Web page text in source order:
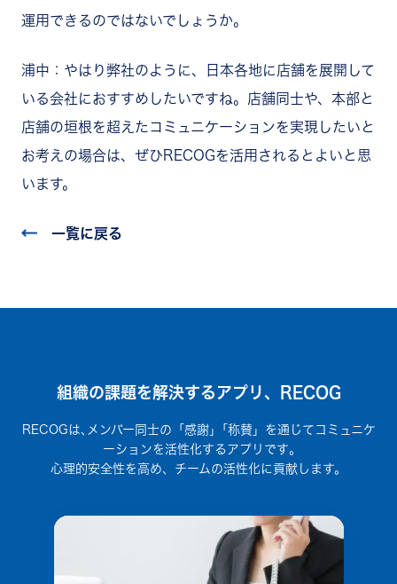
運用できるのではないでしょうか。
浦中：やはり弊社のように、日本各地に店舗を展開して
いる会社におすすめしたいですね。店舗同士や、本部と
店舗の垣根を超えたコミュニケーションを実現したいと
お考えの場合は、ぜひRECOGを活用されるとよいと思
います。
一覧に戻る
組織の課題を解決するアプリ、RECOG
RECOGは､メンバー同士の「感謝」｢称賛」を通じてコミュニケ
ーションを活性化するアプリです｡
心理的安全性を高め、チームの活性化に貢献します。